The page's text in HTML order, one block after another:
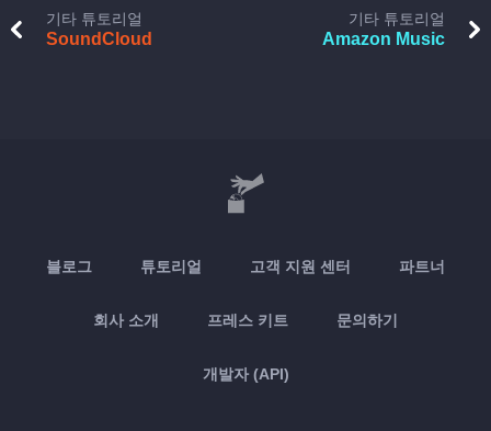
기타 튜토리얼
SoundCloud
기타 튜토리얼
Amazon Music
블로그 튜토리얼 고객 지원 센터 파트너
회사 소개 프레스 키트 문의하기
개발자 (API)